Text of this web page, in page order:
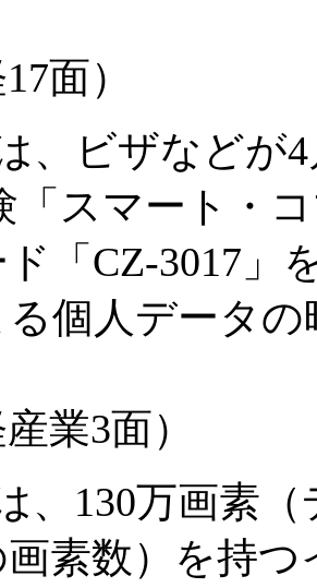
面）
、ビザなどが
「スマート・
「CZ-3017」
個人データ
産業3面）
、130万画素
画素数）を持